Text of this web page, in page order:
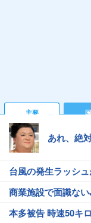
主要
あれ、絶
台風の発生ラッシ
商業施設で面識な
本多被告 時速50キ